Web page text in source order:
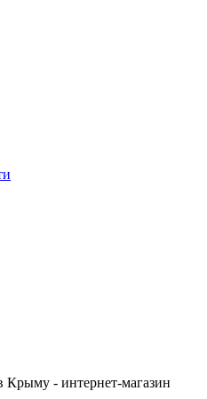
Крыму - интернет-магазин